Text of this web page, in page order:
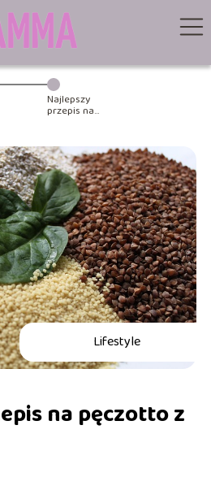
Najlepszy
przepis na
Lifestyle
na pęczotto z